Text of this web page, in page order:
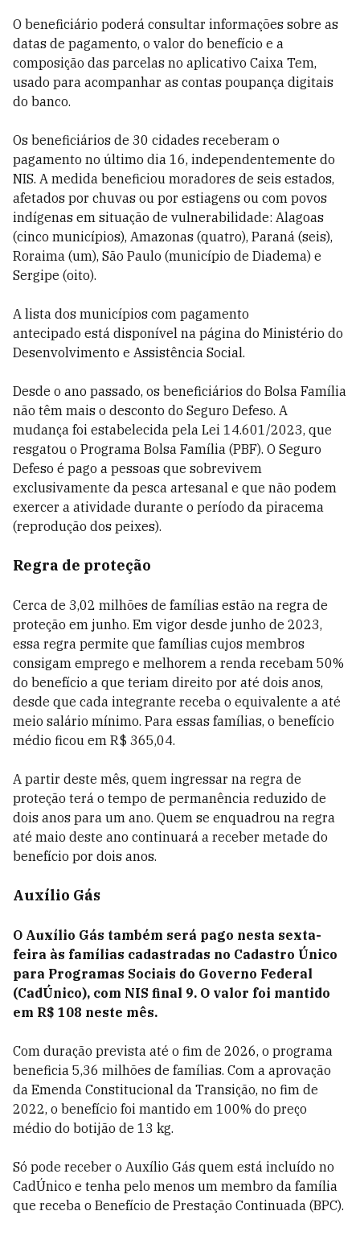
O beneficiário poderá consultar informações sobre as
datas de pagamento, o valor do benefício e a
composição das parcelas no aplicativo Caixa Tem,
usado para acompanhar as contas poupança digitais
do banco.
Os beneficiários de 30 cidades receberam o
pagamento no último dia 16, independentemente do
NIS. A medida beneficiou moradores de seis estados,
afetados por chuvas ou por estiagens ou com povos
indígenas em situação de vulnerabilidade: Alagoas
(cinco municípios), Amazonas (quatro), Paraná (seis),
Roraima (um), São Paulo (município de Diadema) e
Sergipe (oito).
A lista dos municípios com pagamento
antecipado está disponível na página do Ministério do
Desenvolvimento e Assistência Social.
Desde o ano passado, os beneficiários do Bolsa Família
não têm mais o desconto do Seguro Defeso. A
mudança foi estabelecida pela Lei 14.601/2023, que
resgatou o Programa Bolsa Família (PBF). O Seguro
Defeso é pago a pessoas que sobrevivem
exclusivamente da pesca artesanal e que não podem
exercer a atividade durante o período da piracema
(reprodução dos peixes).
Regra de proteção
Cerca de 3,02 milhões de famílias estão na regra de
proteção em junho. Em vigor desde junho de 2023,
essa regra permite que famílias cujos membros
consigam emprego e melhorem a renda recebam 50%
do benefício a que teriam direito por até dois anos,
desde que cada integrante receba o equivalente a até
meio salário mínimo. Para essas famílias, o benefício
médio ficou em R$ 365,04.
A partir deste mês, quem ingressar na regra de
proteção terá o tempo de permanência reduzido de
dois anos para um ano. Quem se enquadrou na regra
até maio deste ano continuará a receber metade do
benefício por dois anos.
Auxílio Gás
O Auxílio Gás também será pago nesta sexta-
feira às famílias cadastradas no Cadastro Único
para Programas Sociais do Governo Federal
(CadÚnico), com NIS final 9. O valor foi mantido
em R$ 108 neste mês.
Com duração prevista até o fim de 2026, o programa
beneficia 5,36 milhões de famílias. Com a aprovação
da Emenda Constitucional da Transição, no fim de
2022, o benefício foi mantido em 100% do preço
médio do botijão de 13 kg.
Só pode receber o Auxílio Gás quem está incluído no
CadÚnico e tenha pelo menos um membro da família
que receba o Benefício de Prestação Continuada (BPC).